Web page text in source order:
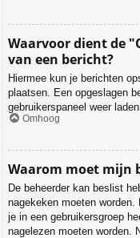
Waarvoor dient de
van een bericht?
Hiermee kun je berichten
plaatsen. Een opgeslagen
gebruikerspaneel weer
Omhoog
Waarom moet mijn
De beheerder kan beslist
nagekeken moeten
je in een gebruikersgroep
nagelezen moeten worden.